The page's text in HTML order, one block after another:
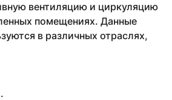
вентиляцию и циркуляцию
помещениях. Данные
в различных отраслях,